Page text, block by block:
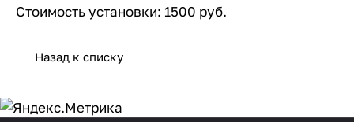
Стоимость установки: 1500 руб.
Назад к списку